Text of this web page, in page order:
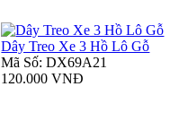
Dây Treo Xe 3 Hồ Lô Gỗ
Mã Số: DX69A21
120.000 VNĐ